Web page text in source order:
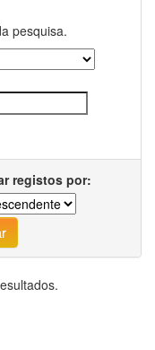
pesquisa.
registos por: